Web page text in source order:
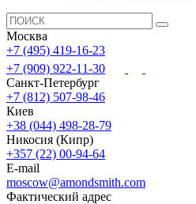
Москва
+7 (495) 419-16-23
+7 (909) 922-11-30
Санкт-Петербург
+7 (812) 507-98-46
Киев
+38 (044) 498-28-79
Никосия (Кипр)
+357 (22) 00-94-64
E-mail
moscow@amondsmith.com
Фактический адрес